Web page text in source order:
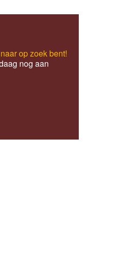
op zoek bent!
nog aan